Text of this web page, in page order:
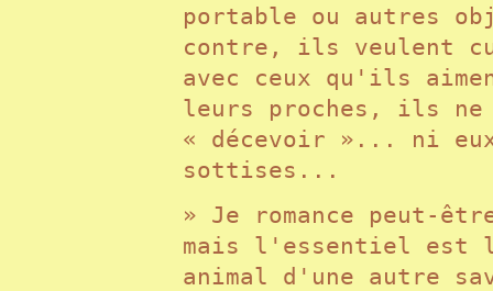
portable ou autres
contre, ils veulent
avec ceux qu'ils
leurs proches, ils ne
« décevoir »... ni
sottises...
» Je romance peut-
mais l'essentiel est
animal d'une autre